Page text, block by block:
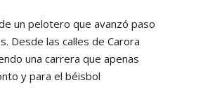
un pelotero que avanzó paso
Desde las calles de Carora
una carrera que apenas
y para el béisbol